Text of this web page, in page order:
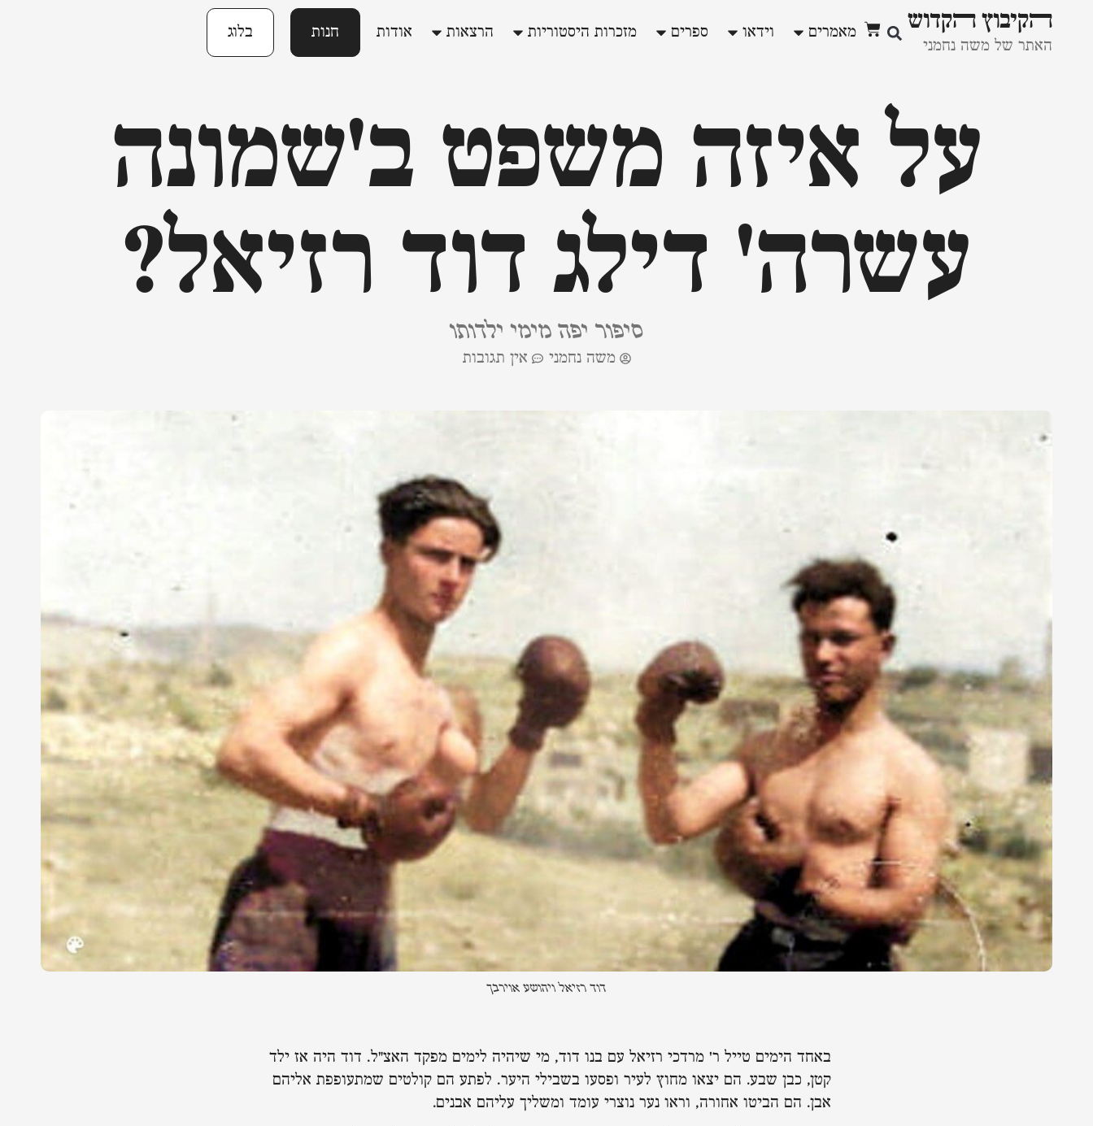
ﬣקיבוץ ﬣקדוש
האתר של משה נחמני
מאמרים וידאו ספרים מזכרות היסטוריות הרצאות אודות חנות בלוג
על איזה משפט ב'שמונה
עשרה' דילג דוד רזיאל?
סיפור יפה מימי ילדותו
משה נחמני אין תגובות
דוד רזיאל ויהושע אוירבך
באחד הימים טייל ר' מרדכי רזיאל עם בנו דוד, מי שיהיה לימים מפקד האצ"ל. דוד היה אז ילד
קטן, כבן שבע. הם יצאו מחוץ לעיר ופסעו בשבילי היער. לפתע הם קולטים שמתעופפת אליהם
אבן. הם הביטו אחורה, וראו נער נוצרי עומד ומשליך עליהם אבנים.